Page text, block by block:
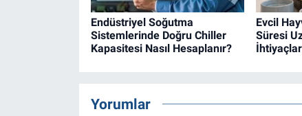
Endüstriyel Soğutma
Sistemlerinde Doğru Chiller
Kapasitesi Nasıl Hesaplanır?
Evcil
Süresi
Yorumlar